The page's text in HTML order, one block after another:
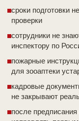
сроки подготовки
проверки
сотрудники не
инспектору по
пожарные
для зооаптеки
кадровые
не закрывают
после предписания